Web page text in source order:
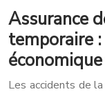
Assurance
temporaire
Les accidents de